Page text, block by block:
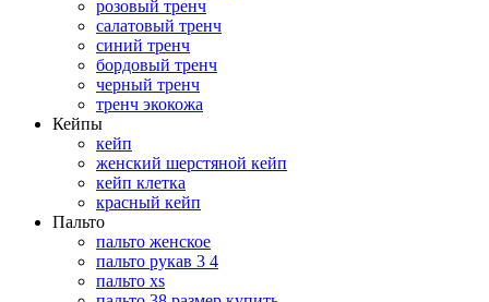
розовый тренч
салатовый тренч
синий тренч
бордовый тренч
черный тренч
тренч экокожа
Кейпы
кейп
женский шерстяной кейп
кейп клетка
красный кейп
Пальто
пальто женское
пальто рукав 3 4
пальто xs